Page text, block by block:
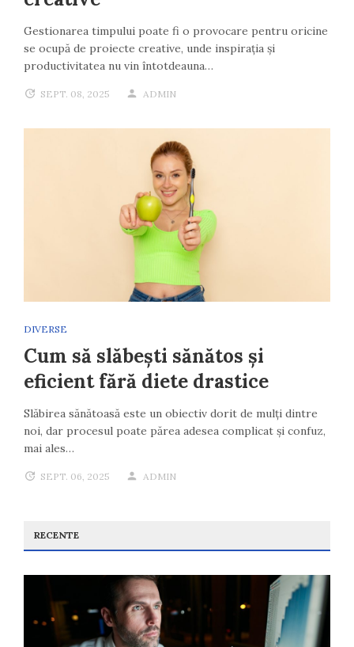
Gestionarea timpului poate fi o provocare pentru oricine
se ocupă de proiecte creative, unde inspirația și
productivitatea nu vin întotdeauna…
SEPT. 08, 2025 ADMIN
DIVERSE
Cum să slăbești sănătos și
eficient fără diete drastice
Slăbirea sănătoasă este un obiectiv dorit de mulți dintre
noi, dar procesul poate părea adesea complicat și confuz,
mai ales…
SEPT. 06, 2025 ADMIN
RECENTE